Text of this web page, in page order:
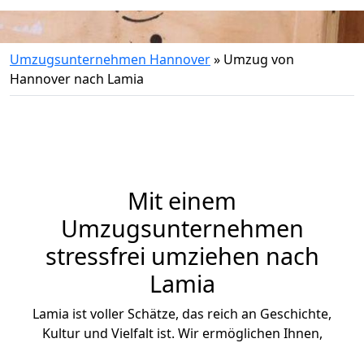
Umzugsunternehmen Hannover» Umzug von
Hannover nach Lamia
Mit einem
Umzugsunternehmen
stressfrei umziehen nach
Lamia
Lamia ist voller Schätze, das reich an Geschichte,
Kultur und Vielfalt ist. Wir ermöglichen Ihnen,